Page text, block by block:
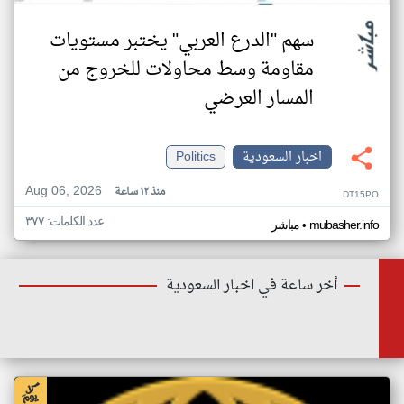
سهم "الدرع العربي" يختبر مستويات
مقاومة وسط محاولات للخروج من
المسار العرضي
اخبار السعودية
Politics
Aug 06, 2026
منذ ١٢ ساعة DT15PO
مباشر• mubasher.info عدد الكلمات: ٣٧٧
أخر ساعة في اخبار السعودية